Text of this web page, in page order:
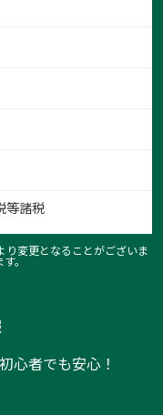
等諸税
変更となることがございま
す。
心者でも安心！